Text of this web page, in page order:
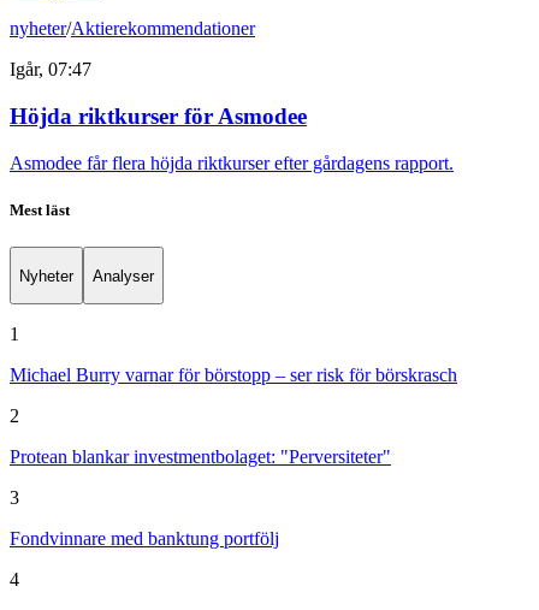
nyheter/Aktierekommendationer
Igår, 07:47
Höjda riktkurser för Asmodee
Asmodee får flera höjda riktkurser efter gårdagens rapport.
Mest läst
Nyheter Analyser
1
Michael Burry varnar för börstopp – ser risk för börskrasch
2
Protean blankar investmentbolaget: "Perversiteter"
3
Fondvinnare med banktung portfölj
4